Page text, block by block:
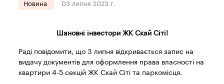
Новина 03 липня 2023 г.
Шановні інвестори ЖК Скай Сіті!
Раді повідомити, що 3 липня відкривається запис на
видачу документів для оформлення права власності на
квартири 4-5 секцій ЖК Скай Сіті та паркомісця.